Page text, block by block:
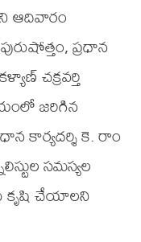
ఆదివారం
ప్రధాన
చక్రవర్తి
జరిగిన
కార్యదర్శి కె. రాం
సమస్యల
కృషి చేయాలని